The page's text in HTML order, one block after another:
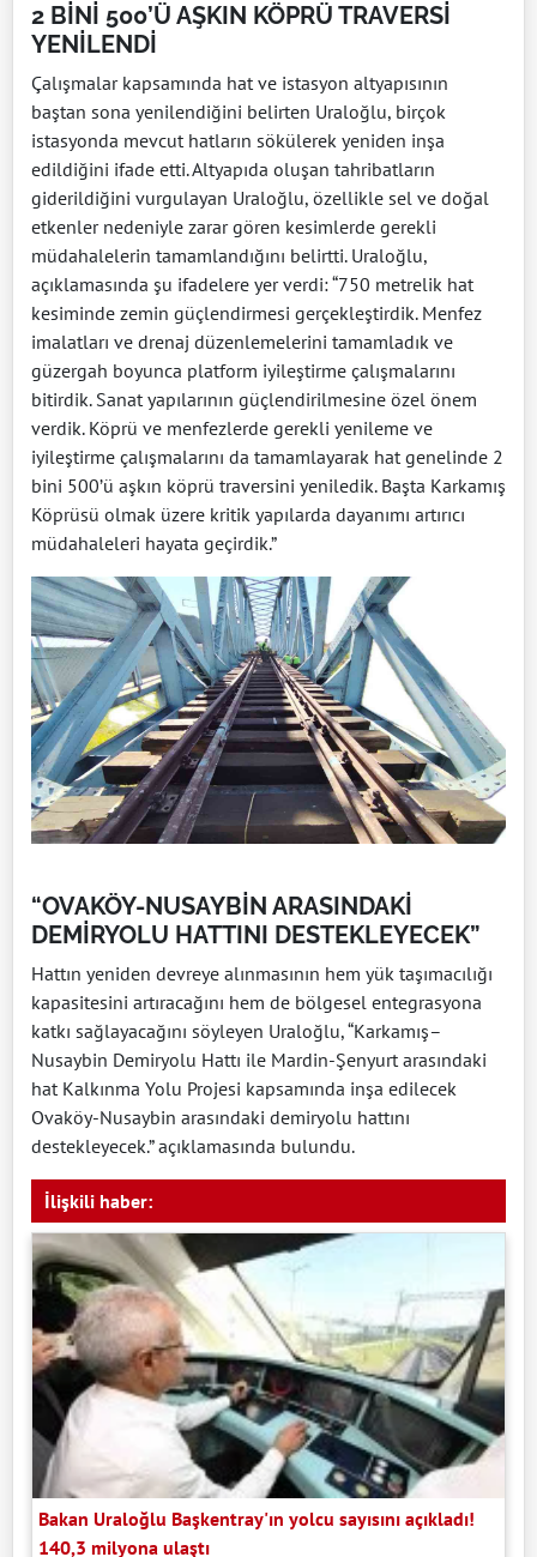
2 BİNİ 500’Ü AŞKIN KÖPRÜ TRAVERSİ
YENİLENDİ
Çalışmalar kapsamında hat ve istasyon altyapısının
baştan sona yenilendiğini belirten Uraloğlu, birçok
istasyonda mevcut hatların sökülerek yeniden inşa
edildiğini ifade etti. Altyapıda oluşan tahribatların
giderildiğini vurgulayan Uraloğlu, özellikle sel ve doğal
etkenler nedeniyle zarar gören kesimlerde gerekli
müdahalelerin tamamlandığını belirtti. Uraloğlu,
açıklamasında şu ifadelere yer verdi: “750 metrelik hat
kesiminde zemin güçlendirmesi gerçekleştirdik. Menfez
imalatları ve drenaj düzenlemelerini tamamladık ve
güzergah boyunca platform iyileştirme çalışmalarını
bitirdik. Sanat yapılarının güçlendirilmesine özel önem
verdik. Köprü ve menfezlerde gerekli yenileme ve
iyileştirme çalışmalarını da tamamlayarak hat genelinde 2
bini 500’ü aşkın köprü traversini yeniledik. Başta Karkamış
Köprüsü olmak üzere kritik yapılarda dayanımı artırıcı
müdahaleleri hayata geçirdik.”
“OVAKÖY-NUSAYBİN ARASINDAKİ
DEMİRYOLU HATTINI DESTEKLEYECEK”
Hattın yeniden devreye alınmasının hem yük taşımacılığı
kapasitesini artıracağını hem de bölgesel entegrasyona
katkı sağlayacağını söyleyen Uraloğlu, “Karkamış–
Nusaybin Demiryolu Hattı ile Mardin-Şenyurt arasındaki
hat Kalkınma Yolu Projesi kapsamında inşa edilecek
Ovaköy-Nusaybin arasındaki demiryolu hattını
destekleyecek.” açıklamasında bulundu.
İlişkili haber:
Bakan Uraloğlu Başkentray'ın yolcu sayısını açıkladı!
140,3 milyona ulaştı